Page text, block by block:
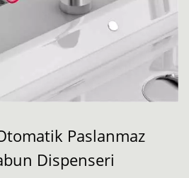
Paslanmaz
Dispenseri